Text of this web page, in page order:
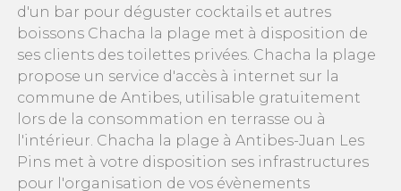
d'un bar pour déguster cocktails et autres
boissons Chacha la plage met à disposition de
ses clients des toilettes privées. Chacha la plage
propose un service d'accès à internet sur la
commune de Antibes, utilisable gratuitement
lors de la consommation en terrasse ou à
l'intérieur. Chacha la plage à Antibes-Juan Les
Pins met à votre disposition ses infrastructures
pour l'organisation de vos évènements